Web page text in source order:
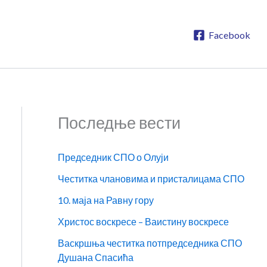
Facebook
Последње вести
Председник СПО о Олуји
Честитка члановима и присталицама СПО
10. маја на Равну гору
Христос воскресе – Ваистину воскресе
Васкршња честитка потпредседника СПО
Душана Спасића